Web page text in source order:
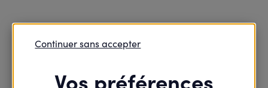
Vos préférences
Continuer sans accepter